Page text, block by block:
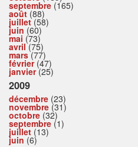
septembre (165)
août (88)
juillet(58)
juin (60)
mai (73)
avril(75)
mars(77)
février(47)
janvier(25)
2009
décembre (23)
novembre (31)
octobre (32)
septembre (1)
juillet (13)
juin (6)